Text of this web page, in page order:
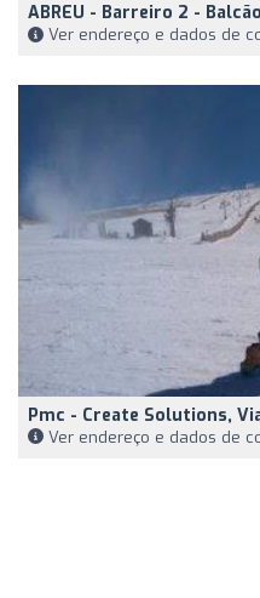
ABREU - Barreiro 2 - Balcão
Ver endereço e dados de
Pmc - Create Solutions,
Ver endereço e dados de